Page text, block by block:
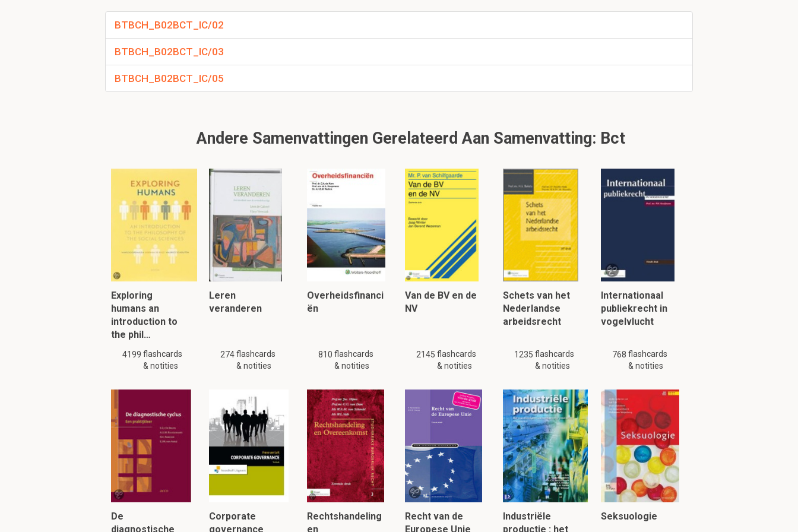
Wat teken je in een lewis structuur?
de covalente bindingen
en de bindingsenergie
Is een emulsie een heterogeen mengsel of een homogeen mengsel?
Heterogeen mengsel want je kunt de 2 verschillende stoffen wel zien, soms is daar een microscoop bij
Homogene mengsels zijn mengsels waarin je de verschillende bestanddelen niet kunt onderscheiden,
zelfs niet onder een microscoop. Bijv. een gasmengsel.
Wat is en hoe werkt De ionbinding
Is de binding die het gevolg is van de elektrische aantrekkingskracht tussen positieve en negatieve
ionen. Een ionbinding komt voor inzoutenen is, vergeleken met de bindingen inmetalenenmoleculaire
stoffen, een zeer sterke binding. Het gevolg van deze zeer sterke binding is dat zouten over het
algemeen een hoog kook- en smeltpunt hebben.
BTBCH_B02BCT_IC/02
BTBCH_B02BCT_IC/03
BTBCH_B02BCT_IC/05
Andere Samenvattingen Gerelateerd Aan Samenvatting: Bct
Exploring
humans an
introduction to
the phil…
4199 flashcards
& notities
Leren
veranderen
274flashcards
& notities
Overheidsfinanci
ën
810 flashcards
& notities
Van de BV en de
NV
2145 flashcards
& notities
Schets van het
Nederlandse
arbeidsrecht
1235 flashcards
& notities
Internationaal
publiekrecht in
vogelvlucht
768 flashcards
& notities
De
diagnostische
Corporate
governance
Rechtshandeling
en
Recht van de
Europese Unie
Industriële
productie : het
Seksuologie